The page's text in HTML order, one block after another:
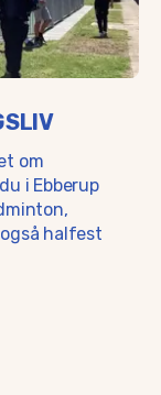
om
i Ebberup
halfest